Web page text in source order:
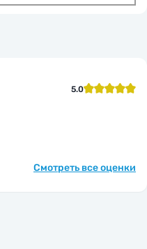
5.0
Смотреть все оценки